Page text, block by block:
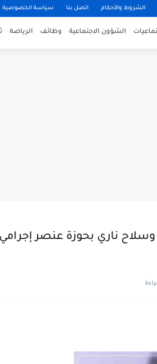
الشروط والأحكام اتصل بنا سياسة الخصوصية
الشؤون الاجتماعية وظائف الرياضة
وسلاح ناري بحوزة عنصر إجرامي